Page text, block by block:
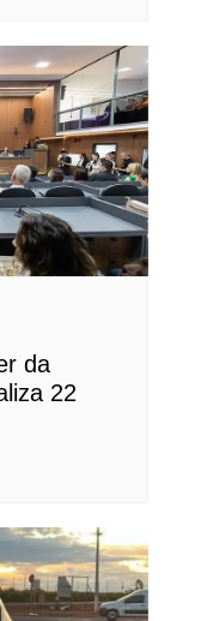
da
22